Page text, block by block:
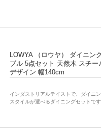
LOWYA （ロウヤ） ダイニン
ブル 5点セット 天然木 スチ
デザイン 幅140cm
インダストリアルテイストで、ダイニ
スタイルが選べるダイニングセットです